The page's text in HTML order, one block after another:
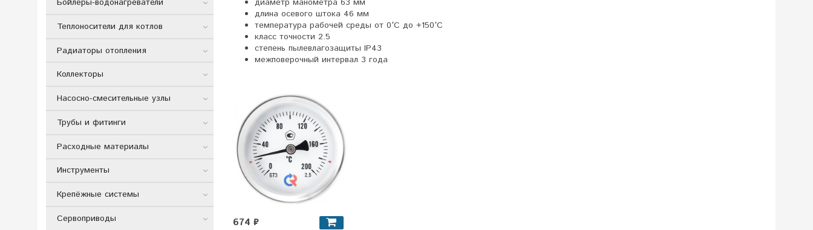
длина осевого штока 46 мм
температура рабочей среды от 0°C до +150°C
класс точности 2.5
степень пылевлагозащиты IP43
межповерочный интервал 3 года
674 ₽
Бойлеры-водонагреватели
Теплоносители для котлов
Радиаторы отопления
Коллекторы
Насосно-смесительные узлы
Трубы и фитинги
Расходные материалы
Инструменты
Крепёжные системы
Сервоприводы